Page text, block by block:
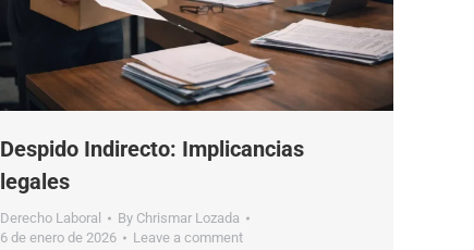
Despido Indirecto: Implicancias
legales
Derecho Laboral By Chrismar Lozada
6 de enero de 2026
Leave a comment